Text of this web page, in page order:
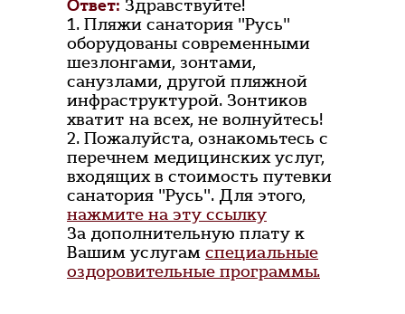
Ответ: Здравствуйте!
1. Пляжи санатория "Русь"
оборудованы современными
шезлонгами, зонтами,
санузлами, другой пляжной
инфраструктурой. Зонтиков
хватит на всех, не волнуйтесь!
2. Пожалуйста, ознакомьтесь с
перечнем медицинских услуг,
входящих в стоимость путевки
санатория "Русь". Для этого,
нажмите на эту ссылку
За дополнительную плату к
Вашим услугам специальные
оздоровительные программы.